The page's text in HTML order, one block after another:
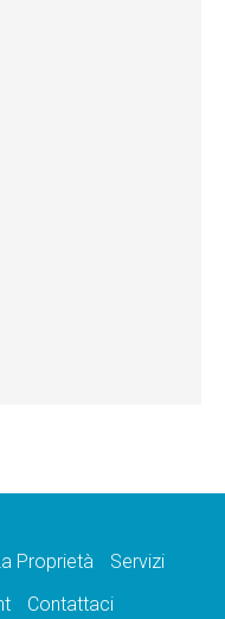
Proprietà
Servizi
Contattaci